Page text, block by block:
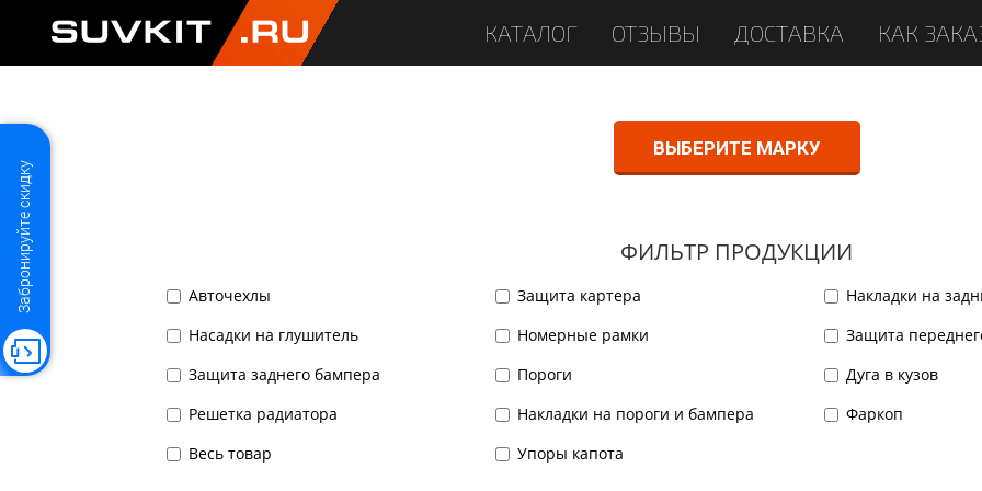
SUVKIT .RU КАТАЛОГ ОТЗЫВЫ ДОСТАВКА КАК
ВЫБЕРИТЕ МАРКУ
ФИЛЬТР ПРОДУКЦИИ
Авточехлы Защита картера
Накладки на
Насадки на глушитель
Номерные рамки
Защита
Защита заднего бампера
Пороги
Дуга в кузов
Решетка радиатора
Накладки на пороги и бампера
Фаркоп
Весь товар
Упоры капота
Забронируйте скидку